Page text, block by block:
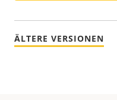
ÄLTERE VERSIONEN